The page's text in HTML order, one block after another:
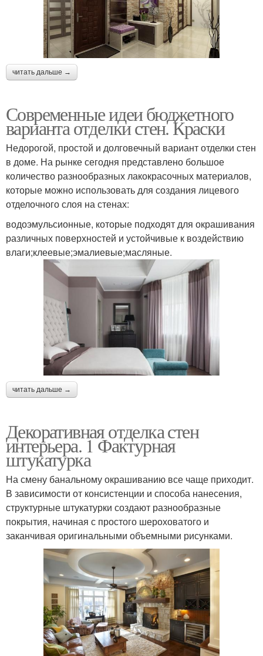
читать дальше →
Современные идеи бюджетного
варианта отделки стен. Краски
Недорогой, простой и долговечный вариант отделки стен
в доме. На рынке сегодня представлено большое
количество разнообразных лакокрасочных материалов,
которые можно использовать для создания лицевого
отделочного слоя на стенах:
водоэмульсионные, которые подходят для окрашивания
различных поверхностей и устойчивые к воздействию
влаги;клеевые;эмалиевые;масляные.
читать дальше →
Декоративная отделка стен
интерьера. 1 Фактурная
штукатурка
На смену банальному окрашиванию все чаще приходит.
В зависимости от консистенции и способа нанесения,
структурные штукатурки создают разнообразные
покрытия, начиная с простого шероховатого и
заканчивая оригинальными объемными рисунками.